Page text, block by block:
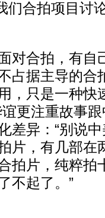
们合拍项目讨
合拍，有自
占据主导的合
，只是一种快
更注重故事
差异：“别说
片，有几部在
拍片，纯粹拍
不起了。”